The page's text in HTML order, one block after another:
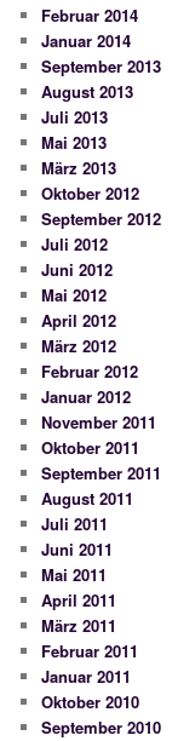
Februar 2014
Januar 2014
September 2013
August 2013
Juli 2013
Mai 2013
März 2013
Oktober 2012
September 2012
Juli 2012
Juni 2012
Mai 2012
April 2012
März 2012
Februar 2012
Januar 2012
November 2011
Oktober 2011
September 2011
August 2011
Juli 2011
Juni 2011
Mai 2011
April 2011
März 2011
Februar 2011
Januar 2011
Oktober 2010
September 2010